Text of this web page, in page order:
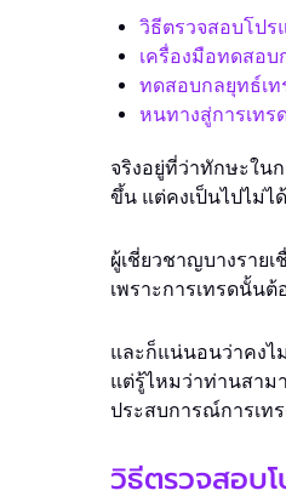
วิธีตรวจสอบโปร
เครื่องมือทดสอบ
ทดสอบกลยุทธ์เท
หนทางสู่การเทร
จริงอยู่ที่ว่าทักษะใน
ขึ้น แต่คงเป็นไปไม่ไ
ผู้เชี่ยวชาญบางราย
เพราะการเทรดนั้น
และก็แน่นอนว่าคงไ
แต่รู้ไหมว่าท่านสาม
ประสบการณ์การเท
วิธีตรวจสอบ